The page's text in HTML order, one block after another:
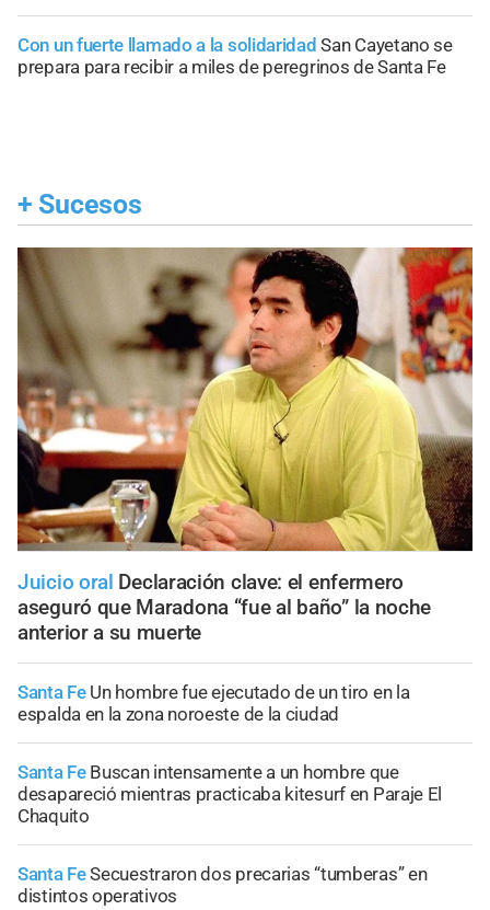
Con un fuerte llamado a la solidaridad San Cayetano se
prepara para recibir a miles de peregrinos de Santa Fe
+ Sucesos
Juicio oral Declaración clave: el enfermero
aseguró que Maradona “fue al baño” la noche
anterior a su muerte
Santa Fe Un hombre fue ejecutado de un tiro en la
espalda en la zona noroeste de la ciudad
Santa Fe Buscan intensamente a un hombre que
desapareció mientras practicaba kitesurf en Paraje El
Chaquito
Santa FeSecuestraron dos precarias “tumberas” en
distintos operativos